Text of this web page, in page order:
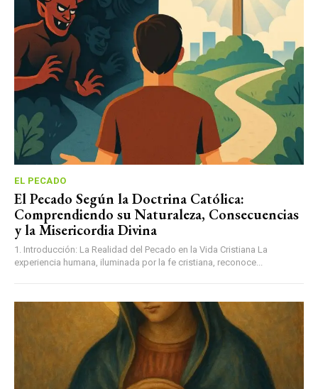
EL PECADO
El Pecado Según la Doctrina Católica:
Comprendiendo su Naturaleza, Consecuencias
y la Misericordia Divina
1. Introducción: La Realidad del Pecado en la Vida Cristiana La
experiencia humana, iluminada por la fe cristiana, reconoce...